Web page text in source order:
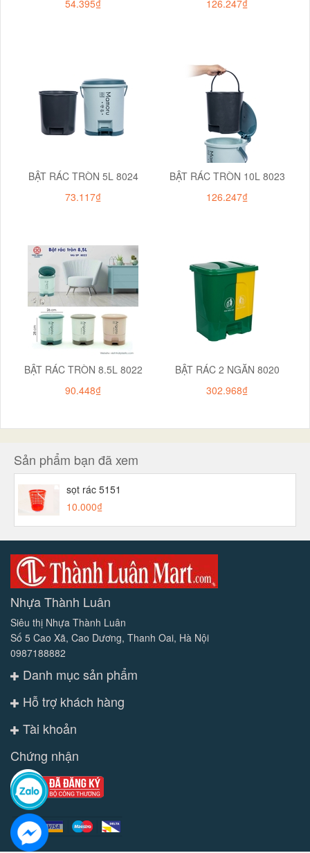
54.395₫
126.247₫
BẬT RÁC TRÒN 5L 8024
73.117₫
BẬT RÁC TRÒN 10L 8023
126.247₫
BẬT RÁC TRÒN 8.5L 8022
90.448₫
BẬT RÁC 2 NGĂN 8020
302.968₫
Sản phẩm bạn đã xem
sọt rác 5151
10.000₫
Nhựa Thành Luân
Siêu thị Nhựa Thành Luân
Số 5 Cao Xã, Cao Dương, Thanh Oai, Hà Nội
0987188882
Danh mục sản phẩm
Hỗ trợ khách hàng
Tài khoản
Chứng nhận